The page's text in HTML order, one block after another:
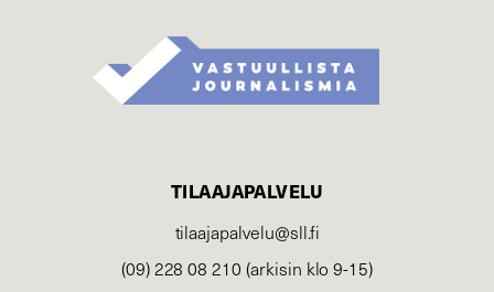
TILAAJAPALVELU
tilaajapalvelu@sll.fi
(09) 228 08 210 (arkisin klo 9-15)